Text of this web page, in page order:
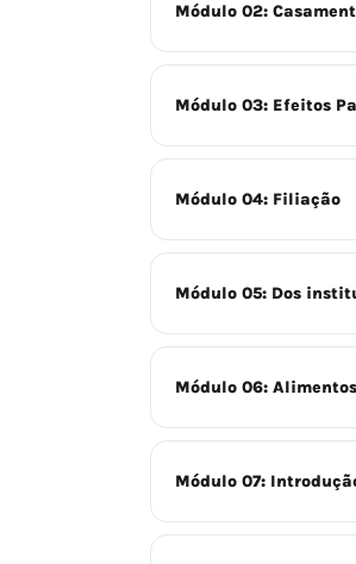
Módulo 02:
Módulo 03: Efeitos
Módulo 04: Filiação
Módulo 05: Dos
Módulo 06: Alimentos
Módulo 07: